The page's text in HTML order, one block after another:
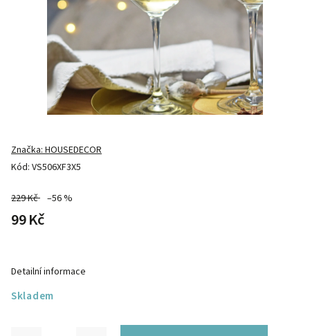
Kód: VS506XF3X5
Značka:HOUSEDECOR
229 Kč –56 %
99 Kč
Skladem
Detailní informace